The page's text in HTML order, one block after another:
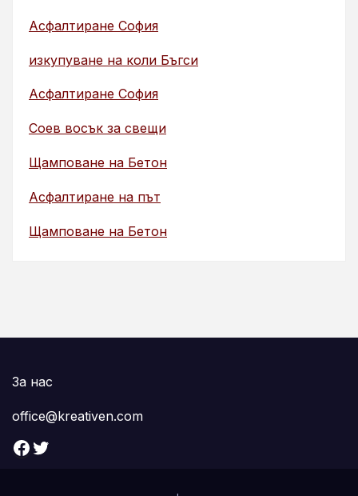
Асфалтиране София
изкупуване на коли Бъгси
Асфалтиране София
Соев восък за свещи
Щамповане на Бетон
Асфалтиране на път
Щамповане на Бетон
За нас
office@kreativen.com
Facebook Twitter